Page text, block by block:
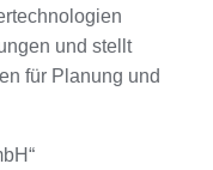
und stellt
für Planung und